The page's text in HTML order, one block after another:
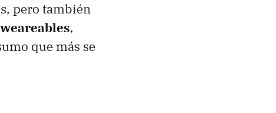
pero también
weareables,
que más se